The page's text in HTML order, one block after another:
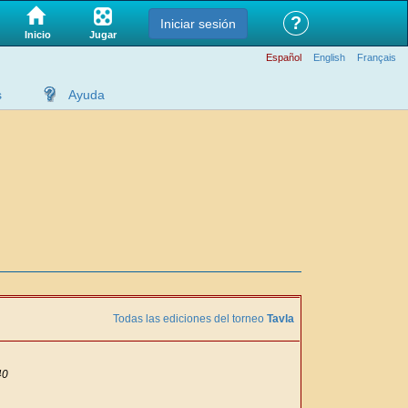
Inicio Jugar
Iniciar sesión ?
Español English Français
Ayuda
Todas las ediciones del torneo Tavla